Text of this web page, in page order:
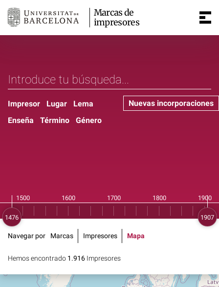
Marcas de
impresores
Nuevas incorporaciones
Impresor Lugar
Lema
Enseña
Término Género
Hemos encontrado 1.916 Impresores
Navegar por Marcas Impresores Mapa